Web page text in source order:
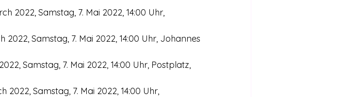
2022, Samstag, 7. Mai 2022, 14:00 Uhr,
Samstag, 7. Mai 2022, 14:00 Uhr, Johannes
Samstag, 7. Mai 2022, 14:00 Uhr, Postplatz,
Samstag, 7. Mai 2022, 14:00 Uhr,